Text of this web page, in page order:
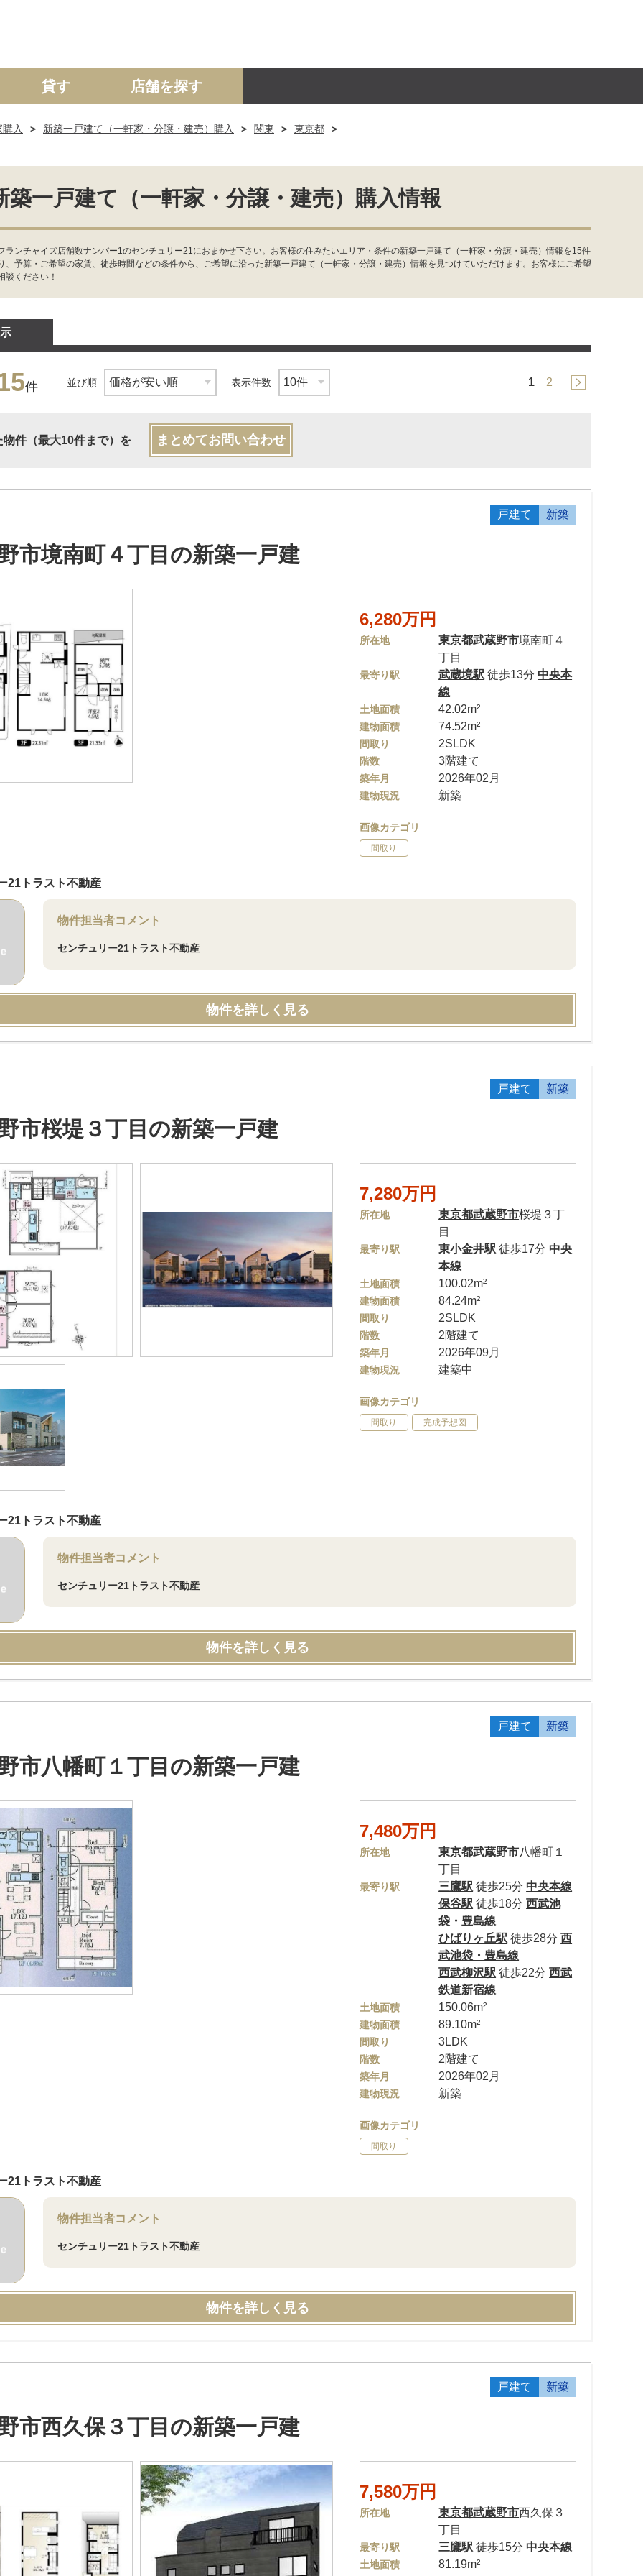
て マンション 土地 事業投資用
貸す 店舗を探す
入 新築一戸建て（一軒家・分譲・建売）購入 関東 東京都
築一戸建て（一軒家・分譲・建売）購入情報
ンチャイズ店舗数ナンバー1のセンチュリー21におまかせ下さい。お客様の住みたいエリア・条件の新築一戸建て（一軒家・分譲・建売）情報を15件
予算・ご希望の家賃、徒歩時間などの条件から、ご希望に沿った新築一戸建て（一軒家・分譲・建売）情報を見つけていただけます。お客様にご希望
談ください！
件 並び順 表示件数 1 2
件（最大10件まで）を まとめてお問い合わせ
戸建て 新築
市境南町４丁目の新築一戸建
6,280万円
所在地 東京都武蔵野市境南町４
丁目
最寄り駅 武蔵境駅 徒歩13分 中央本
線
土地面積 42.02m²
建物面積 74.52m²
間取り 2SLDK
階数 3階建て
築年月 2026年02月
建物現況 新築
画像カテゴリ
間取り
21トラスト不動産
物件担当者コメント
センチュリー21トラスト不動産
物件を詳しく見る
戸建て 新築
市桜堤３丁目の新築一戸建
7,280万円
所在地 東京都武蔵野市桜堤３丁
目
最寄り駅 東小金井駅 徒歩17分 中央
本線
土地面積 100.02m²
建物面積 84.24m²
間取り 2SLDK
階数 2階建て
築年月 2026年09月
建物現況 建築中
画像カテゴリ
間取り 完成予想図
21トラスト不動産
物件担当者コメント
センチュリー21トラスト不動産
物件を詳しく見る
戸建て 新築
市八幡町１丁目の新築一戸建
7,480万円
所在地 東京都武蔵野市八幡町１
丁目
最寄り駅 三鷹駅 徒歩25分 中央本線
保谷駅 徒歩18分西武池
袋・豊島線
ひばりヶ丘駅 徒歩28分西
武池袋・豊島線
西武柳沢駅 徒歩22分西武
鉄道新宿線
土地面積 150.06m²
建物面積 89.10m²
間取り 3LDK
階数 2階建て
築年月 2026年02月
建物現況 新築
画像カテゴリ
間取り
21トラスト不動産
物件担当者コメント
センチュリー21トラスト不動産
物件を詳しく見る
戸建て 新築
市西久保３丁目の新築一戸建
7,580万円
所在地 東京都武蔵野市西久保３
丁目
最寄り駅 三鷹駅 徒歩15分 中央本線
土地面積
81.19m²